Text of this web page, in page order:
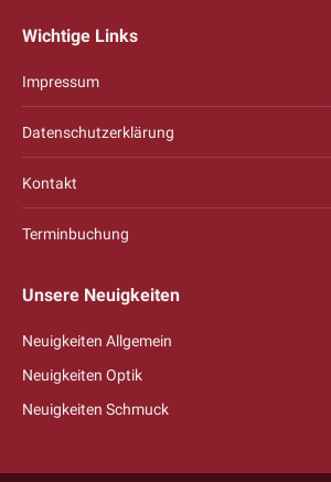
opens
window
opens
window
Wichtige Links
Impressum
Datenschutzerklärung
Kontakt
Terminbuchung
Unsere Neuigkeiten
Neuigkeiten Allgemein
Neuigkeiten Optik
Neuigkeiten Schmuck